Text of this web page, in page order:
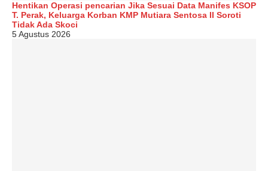
Hentikan Operasi pencarian Jika Sesuai Data Manifes KSOP
T. Perak, Keluarga Korban KMP Mutiara Sentosa II Soroti
Tidak Ada Skoci
5 Agustus 2026